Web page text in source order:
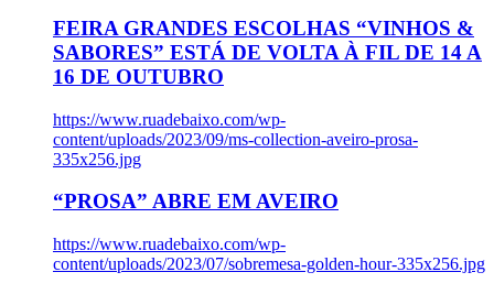
FEIRA GRANDES ESCOLHAS “VINHOS &
SABORES” ESTÁ DE VOLTA À FIL DE 14 A
16 DE OUTUBRO
https://www.ruadebaixo.com/wp-
content/uploads/2023/09/ms-collection-aveiro-prosa-
335x256.jpg
“PROSA” ABRE EM AVEIRO
https://www.ruadebaixo.com/wp-
content/uploads/2023/07/sobremesa-golden-hour-335x256.jpg